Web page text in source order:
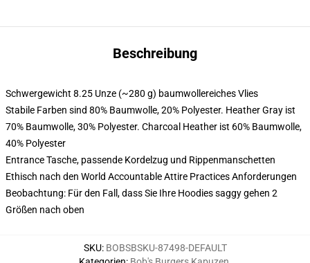
Beschreibung
Schwergewicht 8.25 Unze (~280 g) baumwollereiches Vlies
Stabile Farben sind 80% Baumwolle, 20% Polyester. Heather Gray ist
70% Baumwolle, 30% Polyester. Charcoal Heather ist 60% Baumwolle,
40% Polyester
Entrance Tasche, passende Kordelzug und Rippenmanschetten
Ethisch nach den World Accountable Attire Practices Anforderungen
Beobachtung: Für den Fall, dass Sie Ihre Hoodies saggy gehen 2
Größen nach oben
SKU: BOBSBSKU-87498-DEFAULT